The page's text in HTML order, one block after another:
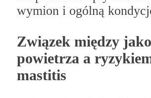
wymion i ogólną
Związek między
powietrza a
mastitis